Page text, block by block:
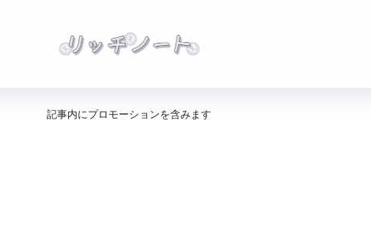
記事内にプロモーションを含みます